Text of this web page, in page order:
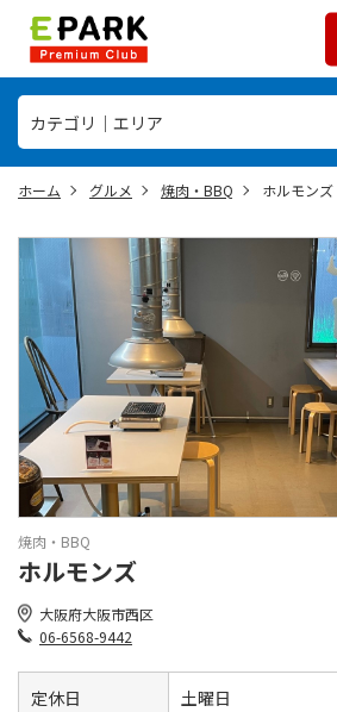
ホーム グルメ 焼肉・BBQ ホルモンズ
焼肉・BBQ
ホルモンズ
大阪府大阪市西区
06-6568-9442
定休日 土曜日